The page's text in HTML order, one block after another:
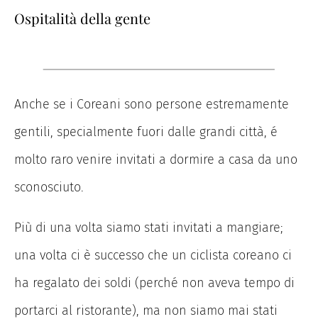
Ospitalità della gente
Anche se i Coreani sono persone estremamente
gentili, specialmente fuori dalle grandi città, é
molto raro venire invitati a dormire a casa da uno
sconosciuto.
Più di una volta siamo stati invitati a mangiare;
una volta ci è successo che un ciclista coreano ci
ha regalato dei soldi (perché non aveva tempo di
portarci al ristorante), ma non siamo mai stati